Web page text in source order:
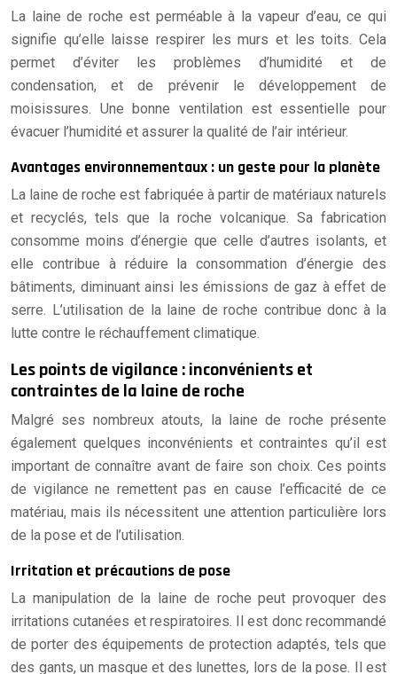
La laine de roche est perméable à la vapeur d’eau, ce qui
signifie qu’elle laisse respirer les murs et les toits. Cela
permet d’éviter les problèmes d’humidité et de
condensation, et de prévenir le développement de
moisissures. Une bonne ventilation est essentielle pour
évacuer l’humidité et assurer la qualité de l’air intérieur.
Avantages environnementaux : un geste pour la planète
La laine de roche est fabriquée à partir de matériaux naturels
et recyclés, tels que la roche volcanique. Sa fabrication
consomme moins d’énergie que celle d’autres isolants, et
elle contribue à réduire la consommation d’énergie des
bâtiments, diminuant ainsi les émissions de gaz à effet de
serre. L’utilisation de la laine de roche contribue donc à la
lutte contre le réchauffement climatique.
Les points de vigilance : inconvénients et
contraintes de la laine de roche
Malgré ses nombreux atouts, la laine de roche présente
également quelques inconvénients et contraintes qu’il est
important de connaître avant de faire son choix. Ces points
de vigilance ne remettent pas en cause l’efficacité de ce
matériau, mais ils nécessitent une attention particulière lors
de la pose et de l’utilisation.
Irritation et précautions de pose
La manipulation de la laine de roche peut provoquer des
irritations cutanées et respiratoires. Il est donc recommandé
de porter des équipements de protection adaptés, tels que
des gants, un masque et des lunettes, lors de la pose. Il est